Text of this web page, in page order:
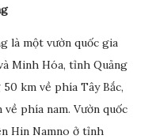
là một vườn quốc gia
Minh Hóa, tỉnh Quảng
km về phía Tây Bắc,
phía nam. Vườn quốc
Hin Namno ở tỉnh